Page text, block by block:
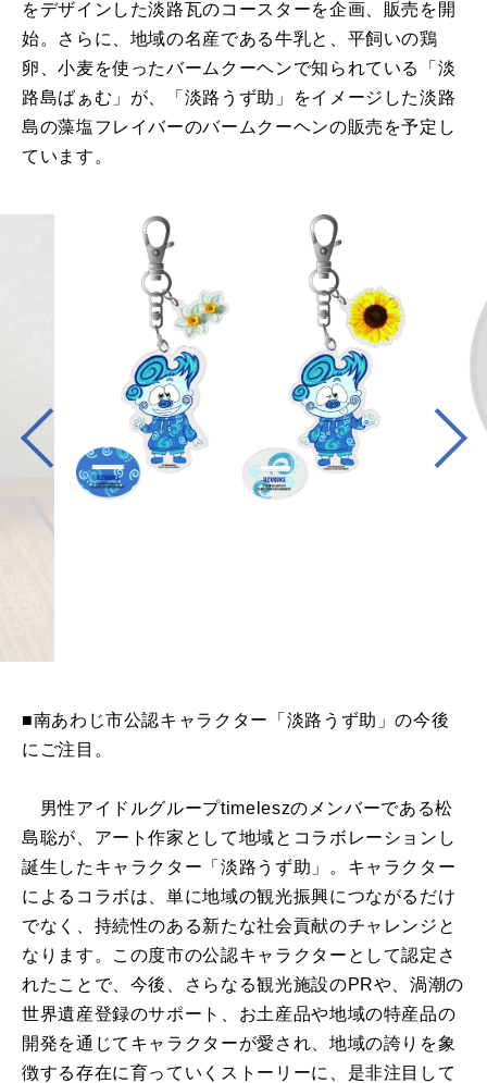
をデザインした淡路瓦のコースターを企画、販売を開
始。さらに、地域の名産である牛乳と、平飼いの鶏
卵、小麦を使ったバームクーヘンで知られている「淡
路島ばぁむ」が、「淡路うず助」をイメージした淡路
島の藻塩フレイバーのバームクーヘンの販売を予定し
ています。
■南あわじ市公認キャラクター「淡路うず助」の今後
にご注目。
男性アイドルグループtimeleszのメンバーである松
島聡が、アート作家として地域とコラボレーションし
誕生したキャラクター「淡路うず助」。キャラクター
によるコラボは、単に地域の観光振興につながるだけ
でなく、持続性のある新たな社会貢献のチャレンジと
なります。この度市の公認キャラクターとして認定さ
れたことで、今後、さらなる観光施設のPRや、渦潮の
世界遺産登録のサポート、お土産品や地域の特産品の
開発を通じてキャラクターが愛され、地域の誇りを象
徴する存在に育っていくストーリーに、是非注目して